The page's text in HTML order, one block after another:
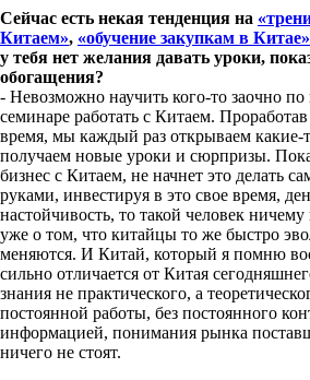
Сейчас есть некая тенденция на
Китаем», «обучение закупкам в Китае»
у тебя нет желания давать уроки,
обогащения?
- Невозможно научить кого-то заочно
семинаре работать с Китаем.
время, мы каждый раз открываем какие-
получаем новые уроки и сюрпризы.
бизнес с Китаем, не начнет это делать
руками, инвестируя в это свое время,
настойчивость, то такой человек
уже о том, что китайцы то же быстро
меняются. И Китай, который я помню
сильно отличается от Китая
знания не практического, а
постоянной работы, без постоянного
информацией, понимания рынка
ничего не стоят.